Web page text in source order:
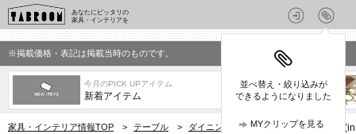
あなたにピッタリの
家具・インテリアを
並べ替え・絞り込みが
できるようになりました
MYクリップを見る
※掲載価格・表記は掲載当時のものです。
今月のPICK UPアイテム
新着アイテム
家具・インテリア情報TOP > テーブル > ダイニングテーブル > イノベータ